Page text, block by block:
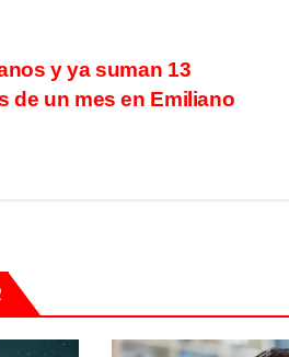
y ya suman 13
de un mes en Emiliano